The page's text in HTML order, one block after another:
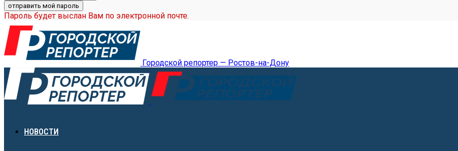
Пароль будет выслан Вам по электронной почте.
Городской репортер — Ростов-на-Дону
НОВОСТИ